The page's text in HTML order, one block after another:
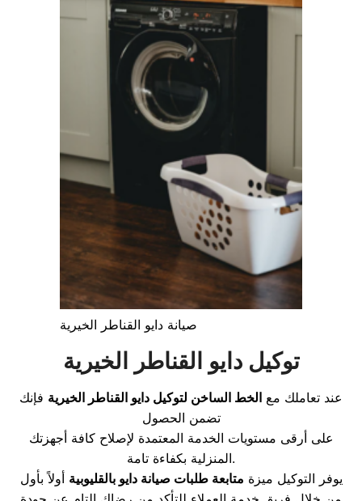
صيانة دايو القناطر الخيرية
توكيل دايو القناطر الخيرية
عند تعاملك مع الخط الساخن لتوكيل دايو القناطر الخيرية فإنك
تضمن الحصول
على أرقى مستويات الخدمة المعتمدة لإصلاح كافة أجهزتك
المنزلية بكفاءة تامة.
يوفر التوكيل ميزة متابعة طلبات صيانة دايو بالقليوبية أولاً بأول